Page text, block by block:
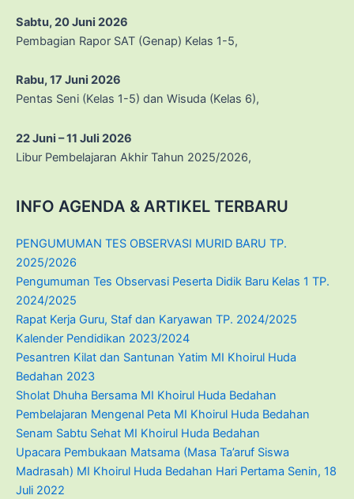
Sabtu, 20 Juni 2026
Pembagian Rapor SAT (Genap) Kelas 1-5,
Rabu, 17 Juni 2026
Pentas Seni (Kelas 1-5) dan Wisuda (Kelas 6),
22 Juni – 11 Juli 2026
Libur Pembelajaran Akhir Tahun 2025/2026,
INFO AGENDA & ARTIKEL TERBARU
PENGUMUMAN TES OBSERVASI MURID BARU TP.
2025/2026
Pengumuman Tes Observasi Peserta Didik Baru Kelas 1 TP.
2024/2025
Rapat Kerja Guru, Staf dan Karyawan TP. 2024/2025
Kalender Pendidikan 2023/2024
Pesantren Kilat dan Santunan Yatim MI Khoirul Huda
Bedahan 2023
Sholat Dhuha Bersama MI Khoirul Huda Bedahan
Pembelajaran Mengenal Peta MI Khoirul Huda Bedahan
Senam Sabtu Sehat MI Khoirul Huda Bedahan
Upacara Pembukaan Matsama (Masa Ta’aruf Siswa
Madrasah) MI Khoirul Huda Bedahan Hari Pertama Senin, 18
Juli 2022